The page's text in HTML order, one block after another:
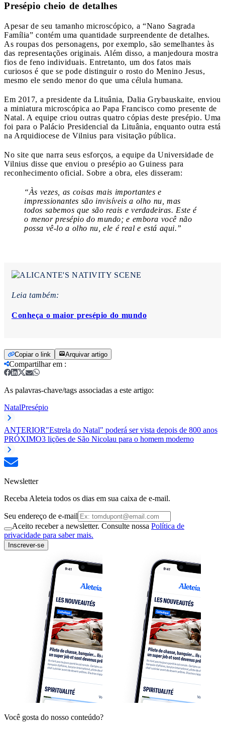
Presépio cheio de detalhes
Apesar de seu tamanho microscópico, a “Nano Sagrada
Família” contém uma quantidade surpreendente de detalhes.
As roupas dos personagens, por exemplo, são semelhantes às
das representações originais. Além disso, a manjedoura mostra
fios de feno individuais. Entretanto, um dos fatos mais
curiosos é que se pode distinguir o rosto do Menino Jesus,
mesmo ele sendo menor do que uma célula humana.
Em 2017, a presidente da Lituânia, Dalia Grybauskaite, enviou
a miniatura microscópica ao Papa Francisco como presente de
Natal. A equipe criou outras quatro cópias deste presépio. Uma
foi para o Palácio Presidencial da Lituânia, enquanto outra está
na Arquidiocese de Vilnius para visitação pública.
No site que narra seus esforços, a equipe da Universidade de
Vilnius disse que enviou o presépio ao Guiness para
reconhecimento oficial. Sobre a obra, eles disseram:
“Às vezes, as coisas mais importantes e
impressionantes são invisíveis a olho nu, mas
todos sabemos que são reais e verdadeiras. Este é
o menor presépio do mundo; e embora você não
possa vê-lo a olho nu, ele é real e está aqui.”
Leia também:
Conheça o maior presépio do mundo
Copiar o link Arquivar artigo
Compartilhar em :
As palavras-chave/tags associadas a este artigo:
NatalPresépio
ANTERIOR"Estrela do Natal" poderá ser vista depois de 800 anos
PRÓXIMO3 lições de São Nicolau para o homem moderno
Newsletter
Receba Aleteia todos os dias em sua caixa de e-mail.
Seu endereço de e-mail
Aceito receber a newsletter. Consulte nossa Política de
privacidade para saber mais.
Inscrever-se
Você gosta do nosso conteúdo?